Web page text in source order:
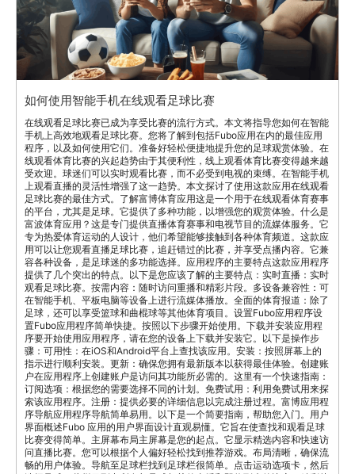
如何使用智能手机在线观看足球比赛
在线观看足球比赛已成为享受比赛的流行方式。本文将指导您如何在智能
手机上高效地观看足球比赛。您将了解到包括Fubo应用在内的最佳应用
程序，以及如何使用它们。准备好轻松便捷地提升您的足球观赏体验。在
线观看体育比赛的兴起趋势由于其便利性，线上观看体育比赛变得越来越
受欢迎。球迷们可以实时观看比赛，而不必受到电视的束缚。在智能手机
上观看直播的灵活性增强了这一趋势。本文探讨了使用这款应用在线观看
足球比赛的最佳方式。了解富博体育应用这是一个用于在线观看体育赛事
的平台，尤其是足球。它提供了多种功能，以增强您的观赏体验。什么是
富波体育应用？这是专门提供直播体育赛事和电视节目的流媒体服务。它
专为热爱体育运动的人设计，他们希望能够接触到各种体育频道。这款应
用可以让您观看直播足球比赛，追赶错过的比赛，并享受点播内容。它兼
容各种设备，是足球迷的多功能选择。应用程序的主要特点这款应用程序
提供了几个突出的特点。以下是您应该了解的主要特点：实时直播：实时
观看足球比赛。按需内容：随时访问重播和精彩片段。多设备兼容性：可
在智能手机、平板电脑等设备上进行流媒体播放。全面的体育报道：除了
足球，还可以享受篮球和曲棍球等其他体育项目。设置Fubo应用程序设
置Fubo应用程序简单快捷。按照以下步骤开始使用。下载并安装应用程
序要开始使用应用程序，请在您的设备上下载并安装它。以下是操作步
骤：可用性：在iOS和Android平台上查找该应用。安装：按照屏幕上的
指示进行顺利安装。更新：确保您拥有最新版本以获得最佳体验。创建账
户在应用程序上创建账户是访问其功能所必需的。这里有一个快速指南：
订阅选项：根据您的需要选择不同的计划。免费试用：利用免费试用来探
索该应用程序。注册：提供必要的详细信息以完成注册过程。富博应用程
序导航应用程序导航简单易用。以下是一个简要指南，帮助您入门。用户
界面概述Fubo 应用的用户界面设计直观易懂。它旨在使查找和观看足球
比赛变得简单。主屏幕布局主屏幕是您的起点。它显示精选内容和快速访
问直播比赛。您可以根据个人偏好轻松找到推荐游戏。布局清晰，确保流
畅的用户体验。导航至足球栏找到足球栏很简单。点击运动选项卡，然后